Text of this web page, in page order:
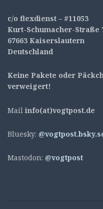
c/o flexdienst – #11053
Kurt-Schumacher-Straße
67663 Kaiserslautern
Deutschland
Keine Pakete oder
verweigert!
Mail info(at)vogtpost.de
Bluesky:
Mastodon: @vogtpost